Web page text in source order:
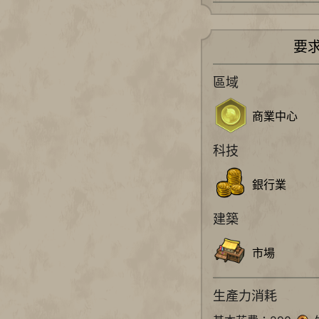
要
區域
商業中心
科技
銀行業
建築
市場
生產力消耗